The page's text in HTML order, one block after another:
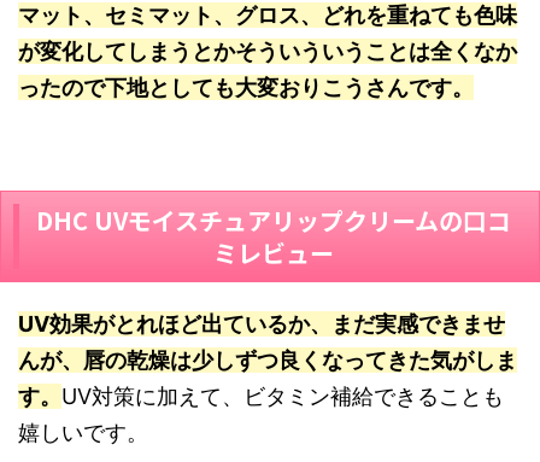
マット、セミマット、グロス、どれを重ねても色味
が変化してしまうとかそういういうことは全くなか
ったので下地としても大変おりこうさんです。
DHC UVモイスチュアリップクリームの口コ
ミレビュー
UV効果がとれほど出ているか、まだ実感できませ
んが、唇の乾燥は少しずつ良くなってきた気がしま
す。 UV対策に加えて、ビタミン補給できることも
嬉しいです。